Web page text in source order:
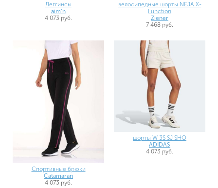
Леггинсы
aim’n
4 073 руб.
велосипедные шорты NEJA X-
Function
Ziener
7 468 руб.
Спортивные брюки
Catamaran
4 073 руб.
шорты W 3S SJ SHO
ADIDAS
4 073 руб.